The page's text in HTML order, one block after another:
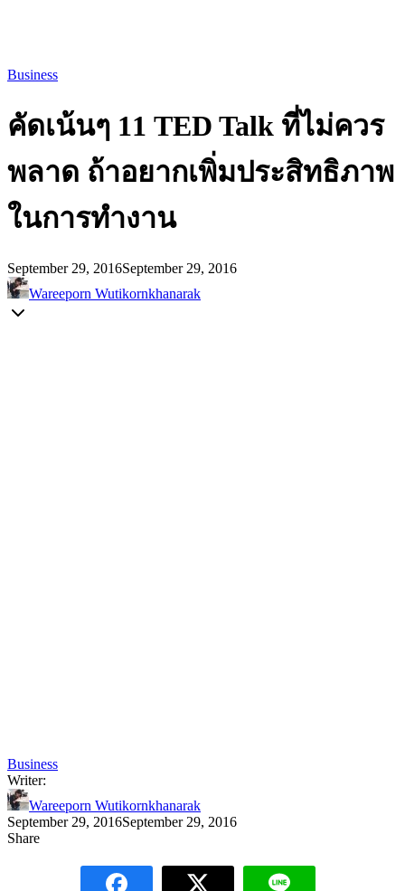
Business
คัดเน้นๆ 11 TED Talk ที่ไม่ควร
พลาด ถ้าอยากเพิ่มประสิทธิภาพ
ในการทำงาน
September 29, 2016September 29, 2016
Wareeporn Wutikornkhanarak
Business
Writer:
Wareeporn Wutikornkhanarak
September 29, 2016September 29, 2016
Share